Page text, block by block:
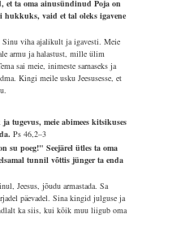
et ta oma ainusündinud Poja on
hukkuks, vaid et tal oleks igavene
Sinu viha ajalikult ja igavesti. Meie
armu ja halastust, mille ülim
sai meie, inimeste sarnaseks ja
Kingi meile usku Jeesusesse, et
tugevus, meie abimees kitsikuses
Ps 46,2–3
su poeg!" Seejärel ütles ta oma
tunnil võttis jünger ta enda
Jeesus, jõudu armastada. Sa
päevadel. Sina kingid julguse ja
ka siis, kui kõik muu liigub oma